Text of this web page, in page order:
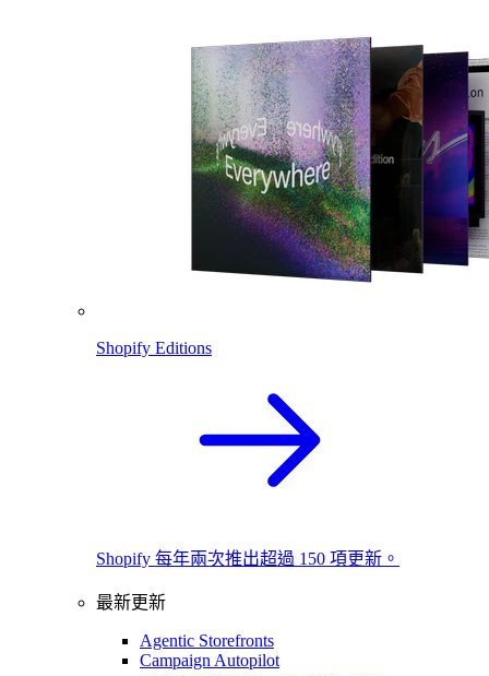
Shopify Editions
Shopify 每年兩次推出超過 150 項更新。
最新更新
Agentic Storefronts
Campaign Autopilot